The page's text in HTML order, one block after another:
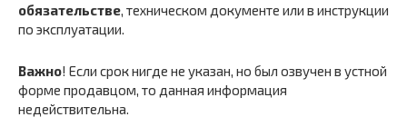
обязательстве, техническом документе или в инструкции
по эксплуатации.
Важно! Если срок нигде не указан, но был озвучен в устной
форме продавцом, то данная информация
недействительна.